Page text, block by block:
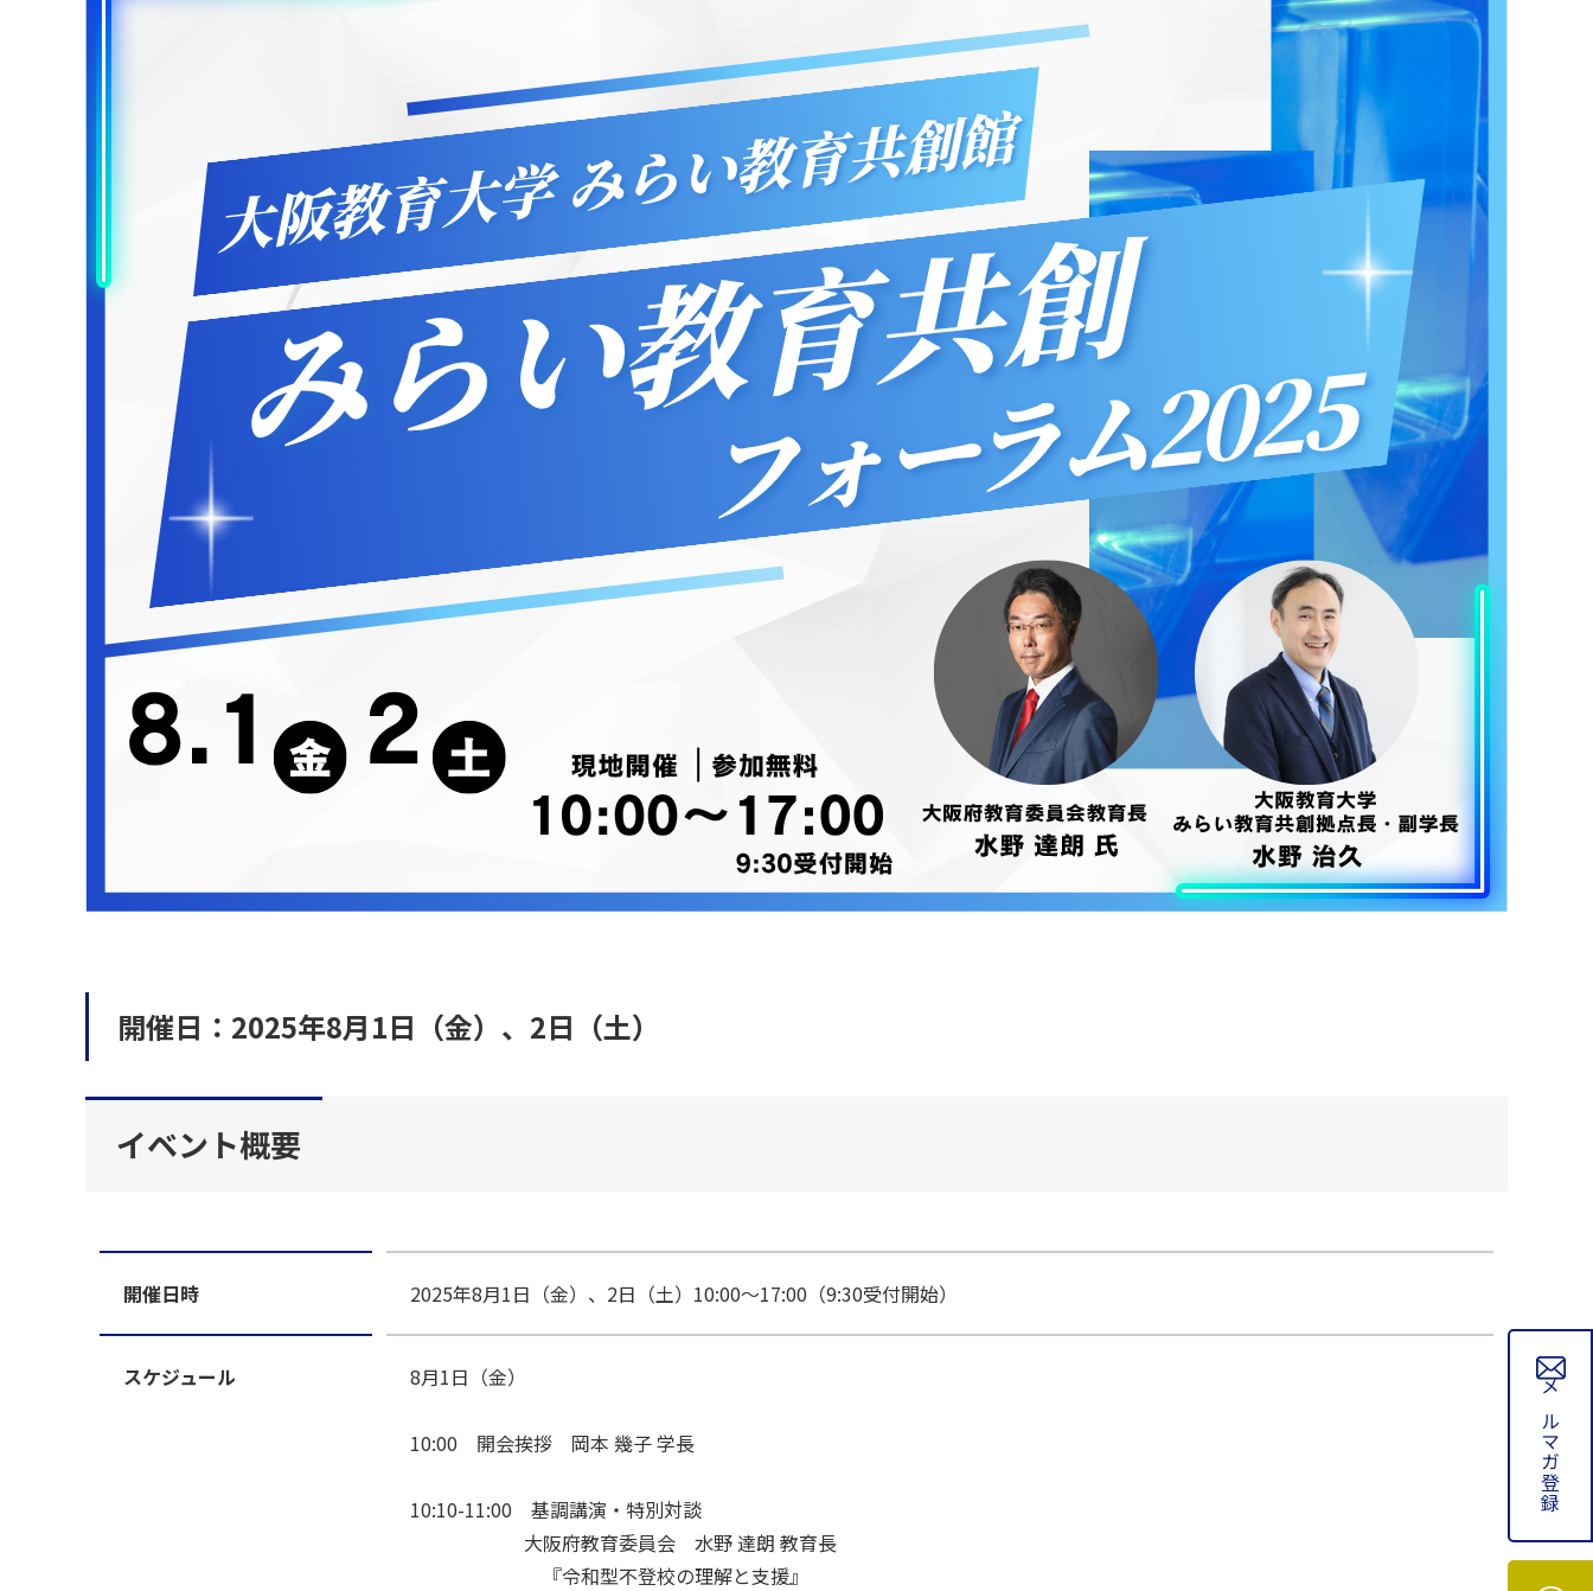
メルマガ登録
開催日：2025年8月1日（金）、2日（土）
イベント概要
開催日時 2025年8月1日（金）、2日（土）10:00～17:00（9:30受付開始）
スケジュール 8月1日（金）
10:00 開会挨拶 岡本 幾子 学長
10:10-11:00 基調講演・特別対談
大阪府教育委員会 水野 達朗 教育長
『令和型不登校の理解と支援』